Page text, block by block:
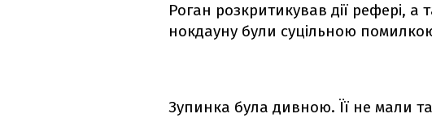
Роган розкритикував дії рефері, а
нокдауну були суцільною
Зупинка була дивною. Її не мали